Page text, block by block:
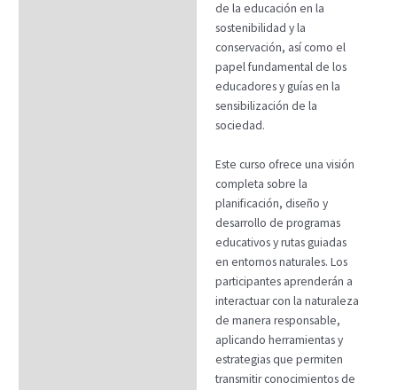
de la educación en la
sostenibilidad y la
conservación, así como el
papel fundamental de los
educadores y guías en la
sensibilización de la
sociedad.
Este curso ofrece una visión
completa sobre la
planificación, diseño y
desarrollo de programas
educativos y rutas guiadas
en entornos naturales. Los
participantes aprenderán a
interactuar con la naturaleza
de manera responsable,
aplicando herramientas y
estrategias que permiten
transmitir conocimientos de